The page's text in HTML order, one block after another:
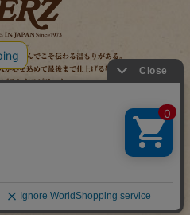
い込んでこそ伝わる温もりがある。
心を込めて最後まで仕上げる鞄作り。
ランドスピリット。